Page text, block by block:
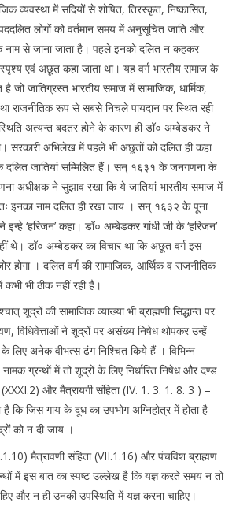
व्यवस्था में सदियों से शोषित, तिरस्कृत, निष्कासित,
लोगों को वर्तमान समय में अनुसूचित जाति और
से जाना जाता है। पहले इनको दलित न कहकर
एवं अछूत कहा जाता था। यह वर्ग भारतीय समाज के
जो जातिग्रस्त भारतीय समाज में सामाजिक, धार्मिक,
राजनीतिक रूप से सबसे निचले पायदान पर स्थित रही
अत्यन्त बदतर होने के कारण ही डॉ० अम्बेडकर ने
सरकारी अभिलेख में पहले भी अछूतों को दलित ही कहा
जातियां सम्मिलित हैं। सन् १६३१ के जनगणना के
अधीक्षक ने सुझाव रखा कि ये जातियां भारतीय समाज में
इनका नाम दलित ही रखा जाय । सन् १६३२ के पूना
इन्हे ‘हरिजन’ कहा। डॉ० अम्बेडकर गांधी जी के ‘हरिजन’
थे। डॉ० अम्बेडकर का विचार था कि अछूत वर्ग इस
। दलित वर्ग की सामाजिक, आर्थिक व राजनीतिक
कभी भी ठीक नहीं रही है।
शूद्रों की सामाजिक व्याख्या भी ब्राह्मणी सिद्धान्त पर
विधिवेत्ताओं ने शूद्रों पर असंख्य निषेध थोपकर उन्हें
लिए अनेक वीभत्स ढंग निश्चित किये हैं । विभिन्न
ग्रन्थों में तो शूद्रों के लिए निर्धारित निषेध और दण्ड
और मैत्रायगी संहिता (IV. 1. 3. 1. 8. 3 ) –
है कि जिस गाय के दूध का उपभोग अग्निहोत्र में होता है
को न दी जाय ।
मैत्रावणी संहिता (VII.1.16) और पंचविश ब्राह्मण
में इस बात का स्पष्ट उल्लेख है कि यज्ञ करते समय न तो
और न ही उनकी उपस्थिति में यज्ञ करना चाहिए।